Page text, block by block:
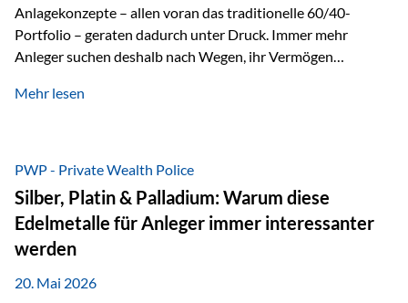
Anlagekonzepte – allen voran das traditionelle 60/40-
Portfolio – geraten dadurch unter Druck. Immer mehr
Anleger suchen deshalb nach Wegen, ihr Vermögen
Unsicherheit abzusichern. Genau hier rücken reale und
monetäre Rolle zurück Gold erlebt derzeit eine
bemerkenswerte Renaissance als monetärer Wertspeicher.
Treiber sind Rekordkäufe der Zentralbanken, geopolitische
Spannungen und ein schleichender Vertrauensverlust in
ungedeckte Papierwährungen. Wie groß dieser
Vertrauensverlust ausfällt, zeigt ein nüchterner
Mehr lesen
PWP - Private Wealth Police
Silber, Platin & Palladium: Warum diese
Edelmetalle für Anleger immer interessanter
werden
20. Mai 2026